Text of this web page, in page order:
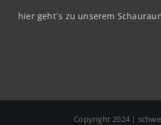
hier geht´s zu unserem
Copyright 2024 |